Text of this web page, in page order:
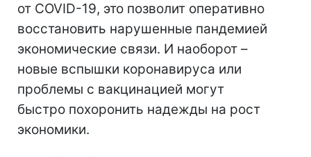
от COVID-19, это позволит оперативно
восстановить нарушенные пандемией
экономические связи. И наоборот –
новые вспышки коронавируса или
проблемы с вакцинацией могут
быстро похоронить надежды на рост
экономики.